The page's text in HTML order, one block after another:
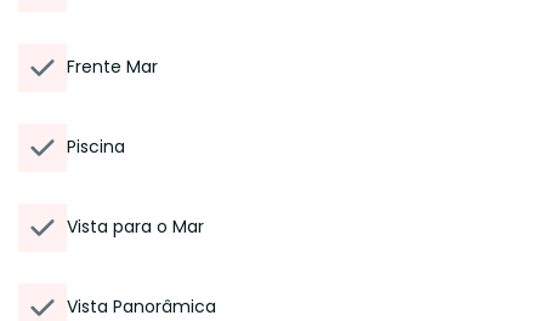
Frente Mar
Piscina
Vista para o Mar
Vista Panorâmica